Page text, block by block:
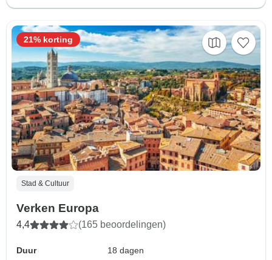
Stad & Cultuur
Verken Europa
4,4 (165 beoordelingen)
Duur
18 dagen
21% korting